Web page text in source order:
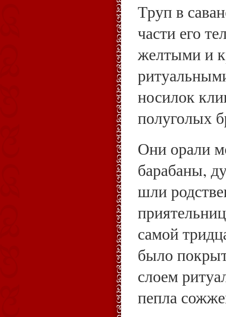
Труп в
части его
желтыми и
носилок
полуголых
Они орали
барабаны,
шли
самой
было
слоем
пепла